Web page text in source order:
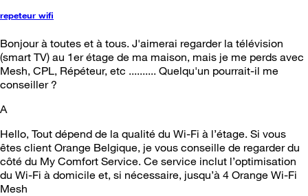
repeteur wifi
Bonjour à toutes et à tous. J'aimerai regarder la télévision
(smart TV) au 1er étage de ma maison, mais je me perds avec
Mesh, CPL, Répéteur, etc .......... Quelqu'un pourrait-il me
conseiller ?
A
Hello, Tout dépend de la qualité du Wi-Fi à l’étage. Si vous
êtes client Orange Belgique, je vous conseille de regarder du
côté du My Comfort Service. Ce service inclut l’optimisation
du Wi-Fi à domicile et, si nécessaire, jusqu’à 4 Orange Wi-Fi
Mesh